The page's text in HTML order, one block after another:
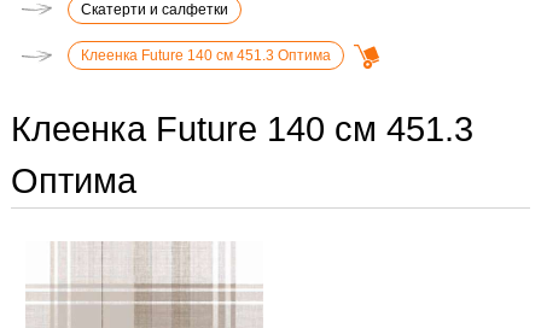
Скатерти и салфетки
Клеенка Future 140 см 451.3 Оптима
Клеенка Future 140 см 451.3
Оптима